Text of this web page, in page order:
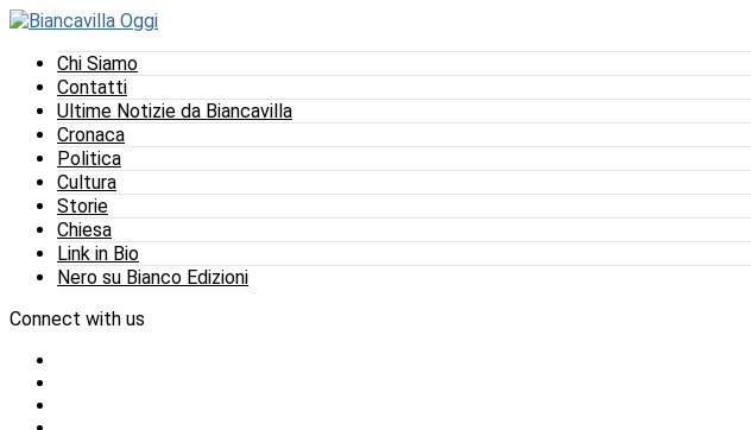
Chi Siamo
Contatti
Ultime Notizie da Biancavilla
Cronaca
Politica
Cultura
Storie
Chiesa
Link in Bio
Nero su Bianco Edizioni
Connect with us